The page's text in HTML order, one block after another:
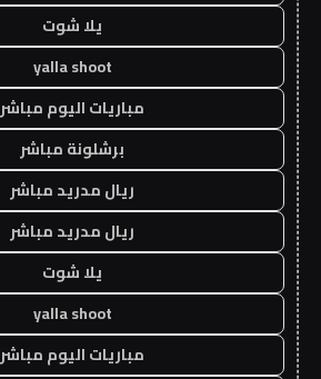
يلا شوت
yalla shoot
مباريات اليوم مباشر
برشلونة مباشر
ريال مدريد مباشر
ريال مدريد مباشر
يلا شوت
yalla shoot
مباريات اليوم مباشر